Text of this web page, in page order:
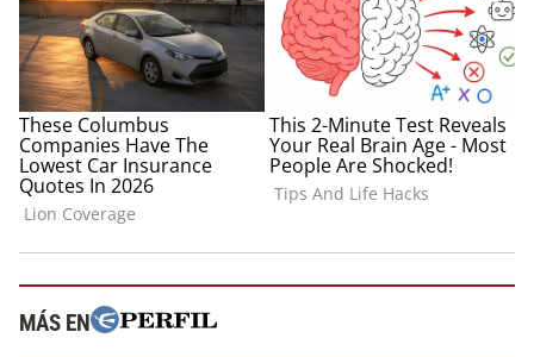
MÁS EN